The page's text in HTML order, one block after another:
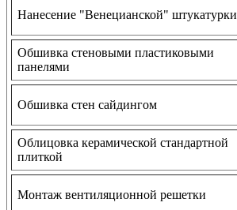
Нанесение "Венецианской" штукатурки
Обшивка стеновыми пластиковыми
панелями
Обшивка стен сайдингом
Облицовка керамической стандартной
плиткой
Монтаж вентиляционной решетки